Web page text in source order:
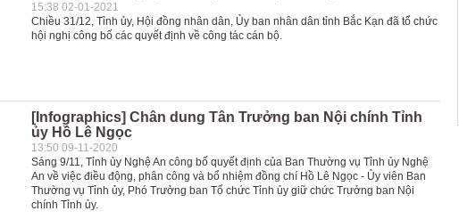
15:38 02-01-2021
Chiều 31/12, Tỉnh ủy, Hội đồng nhân dân, Ủy ban nhân dân tỉnh Bắc Kạn đã tổ chức
hội nghị công bố các quyết định về công tác cán bộ.
[Infographics] Chân dung Tân Trưởng ban Nội chính Tỉnh
ủy Hồ Lê Ngọc
13:50 09-11-2020
Sáng 9/11, Tỉnh ủy Nghệ An công bố quyết định của Ban Thường vụ Tỉnh ủy Nghệ
An về việc điều động, phân công và bổ nhiệm đồng chí Hồ Lê Ngọc - Ủy viên Ban
Thường vụ Tỉnh ủy, Phó Trưởng ban Tổ chức Tỉnh ủy giữ chức Trưởng ban Nội
chính Tỉnh ủy.